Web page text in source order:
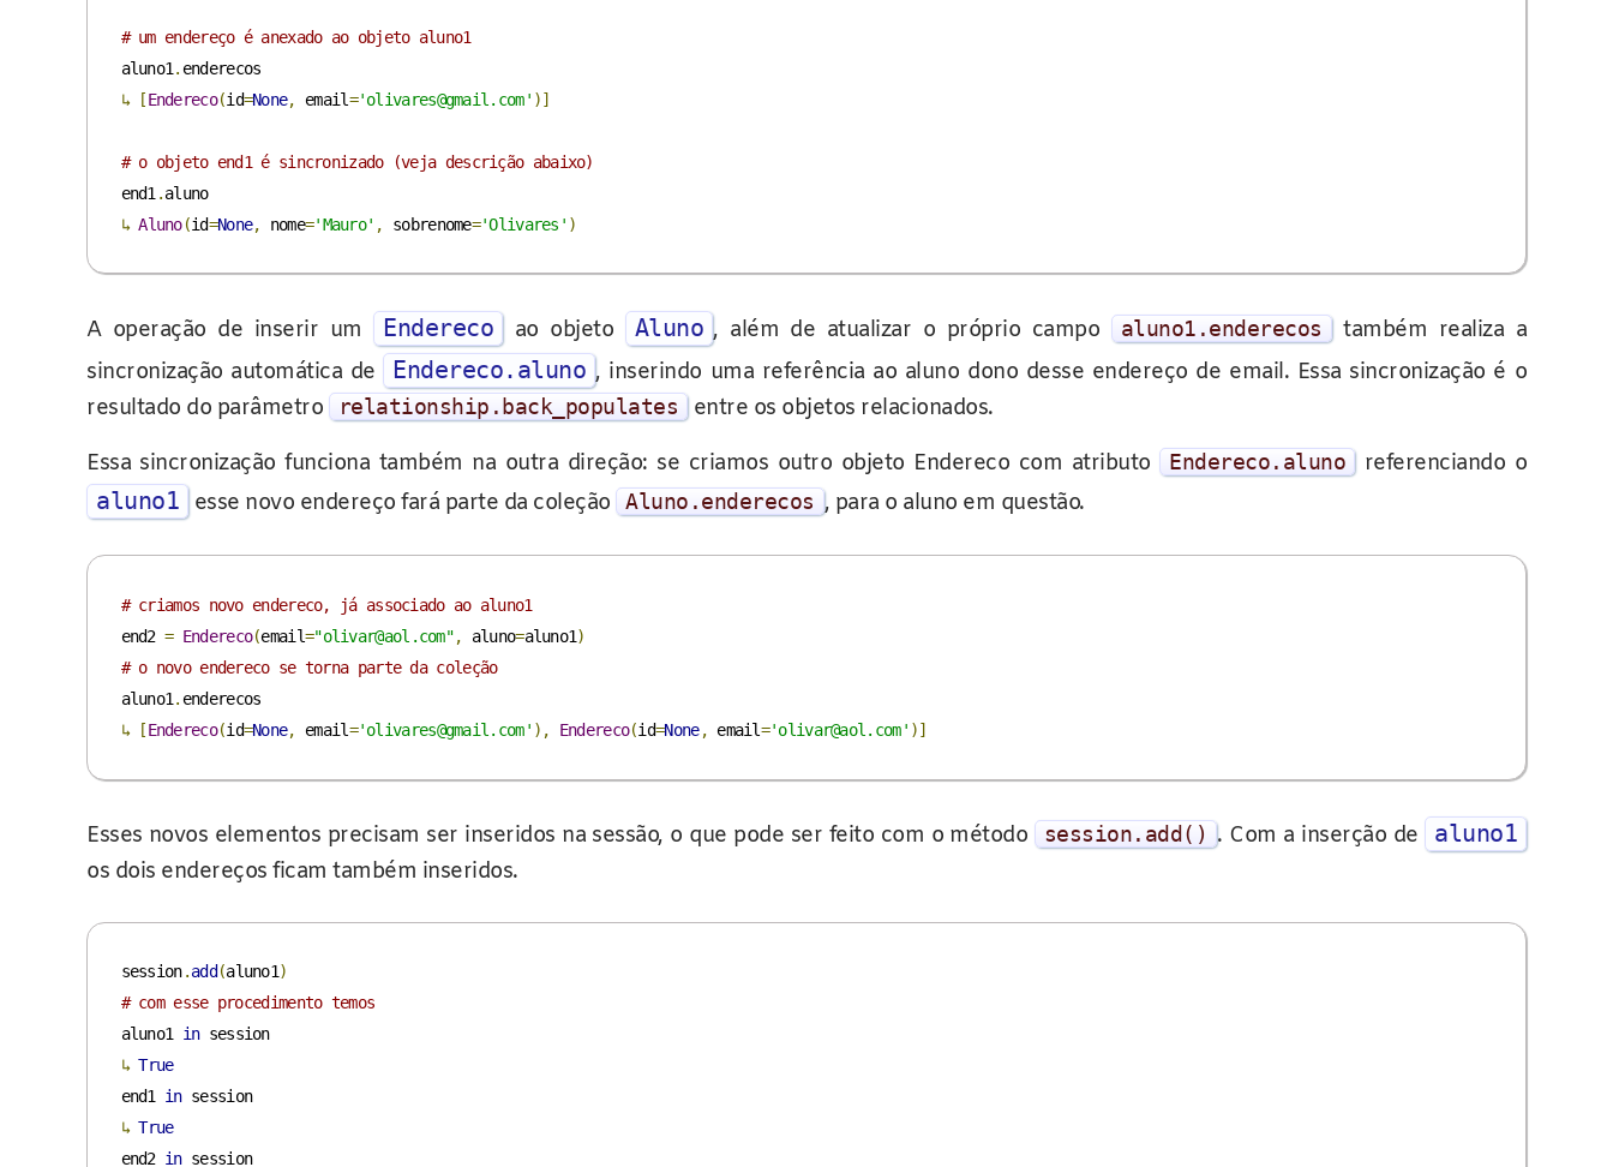
# um endereço é anexado ao objeto aluno1
aluno1 .
↳
[Endereco(id=None, email='olivares@gmail.com' )]
# o objeto end1 é sincronizado (veja descrição abaixo)
end1 .
aluno
↳ Aluno(id=None, nome='Mauro' , sobrenome='Olivares' )
A operação de inserir um Endereco ao objeto Aluno , além de atualizar o próprio campo aluno1 .enderecos
também realiza a
sincronização automática de
Endereco.aluno , inserindo uma referência ao aluno dono desse endereço de email. Essa sincronização é o
resultado do parâmetro
relationship . back_populates
entre os objetos relacionados.
Essa sincronização funciona também na outra direção: se criamos outro objeto Endereco com atributo
Endereco. aluno referenciando o
aluno1 esse novo endereço fará parte da coleção Aluno .enderecos , para o aluno em questão.
# criamos novo endereco, já associado ao aluno1
end2 = Endereco(email="olivar@aol.com", aluno=aluno1)
# o novo endereco se torna parte da coleção
aluno1 .
↳
[Endereco(id=None, email='olivares@gmail.com' ), Endereco(id=None, email='olivar@aol.com' )]
Esses novos elementos precisam ser inseridos na sessão, o que pode ser feito com o método session. add () . Com a inserção de aluno1
os dois endereços ficam também inseridos.
session.add (aluno1)
# com esse procedimento temos
aluno1 in
session
↳ True
end1 in
session
↳ True
end2 in session